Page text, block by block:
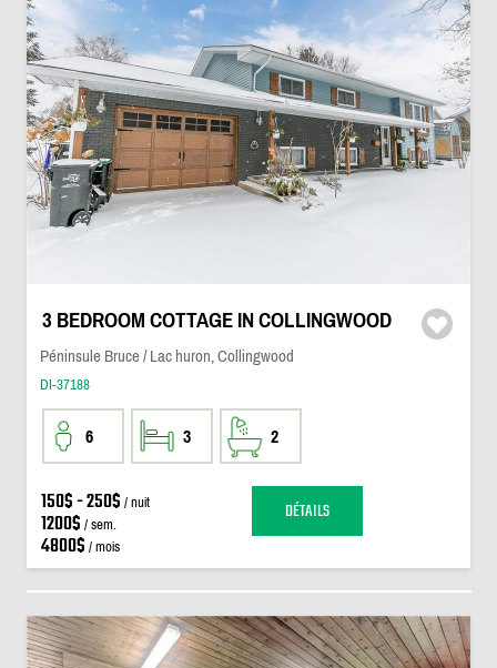
3 BEDROOM COTTAGE IN COLLINGWOOD
Péninsule Bruce / Lac huron, Collingwood
DI-37188
6 3 2
150$ - 250$ / nuit
1200$ / sem.
4800$ / mois
DÉTAILS